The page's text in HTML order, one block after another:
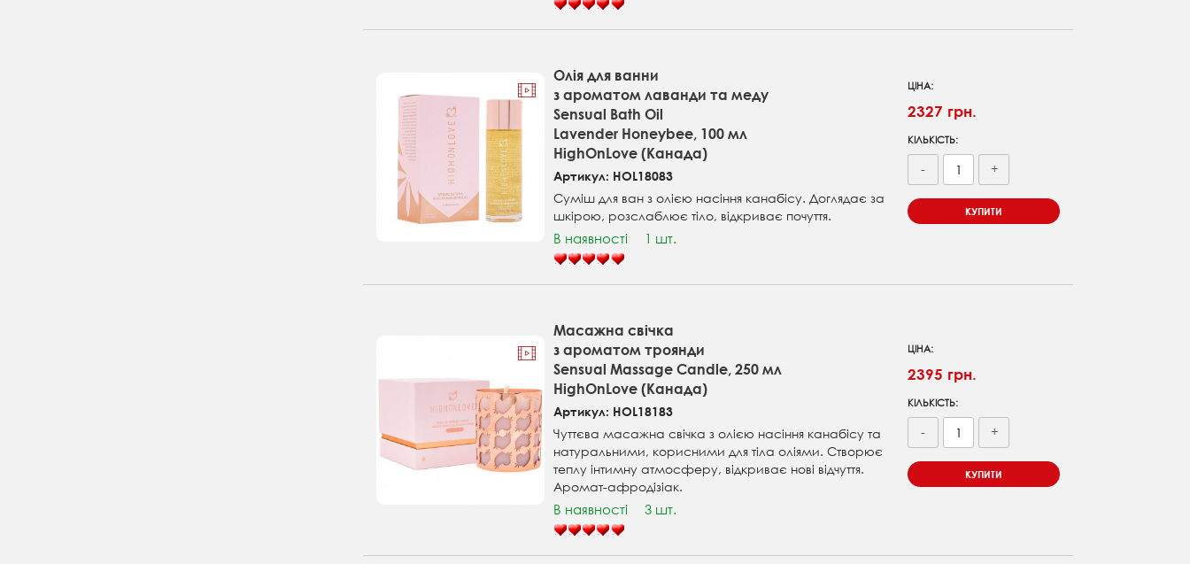
Олія для ванни
з ароматом лаванди та меду
Sensual Bath Oil
Lavender Honeybee, 100 мл
HighOnLove (Канада)
Артикул: HOL18083
Суміш для ван з олією насіння канабісу. Доглядає за
шкірою, розслаблює тіло, відкриває почуття.
В наявності 1 шт.
ЦІНА:
2327 грн.
КІЛЬКІСТЬ:
- +
КУПИТИ
Масажна свічка
з ароматом троянди
Sensual Massage Candle, 250 мл
HighOnLove (Канада)
Артикул: HOL18183
Чуттєва масажна свічка з олією насіння канабісу та
натуральними, корисними для тіла оліями. Створює
теплу інтимну атмосферу, відкриває нові відчуття.
Аромат-афродізіак.
В наявності 3 шт.
ЦІНА:
2395 грн.
КІЛЬКІСТЬ:
- +
КУПИТИ